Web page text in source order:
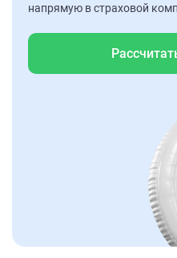
напрямую в страховой